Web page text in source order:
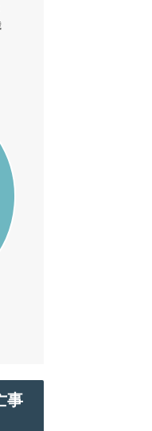
事